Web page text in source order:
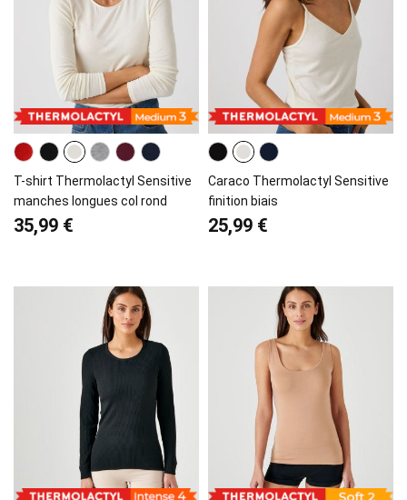
T-shirt Thermolactyl Sensitive
manches longues col rond
35,99 €
Caraco Thermolactyl Sensitive
finition biais
25,99 €